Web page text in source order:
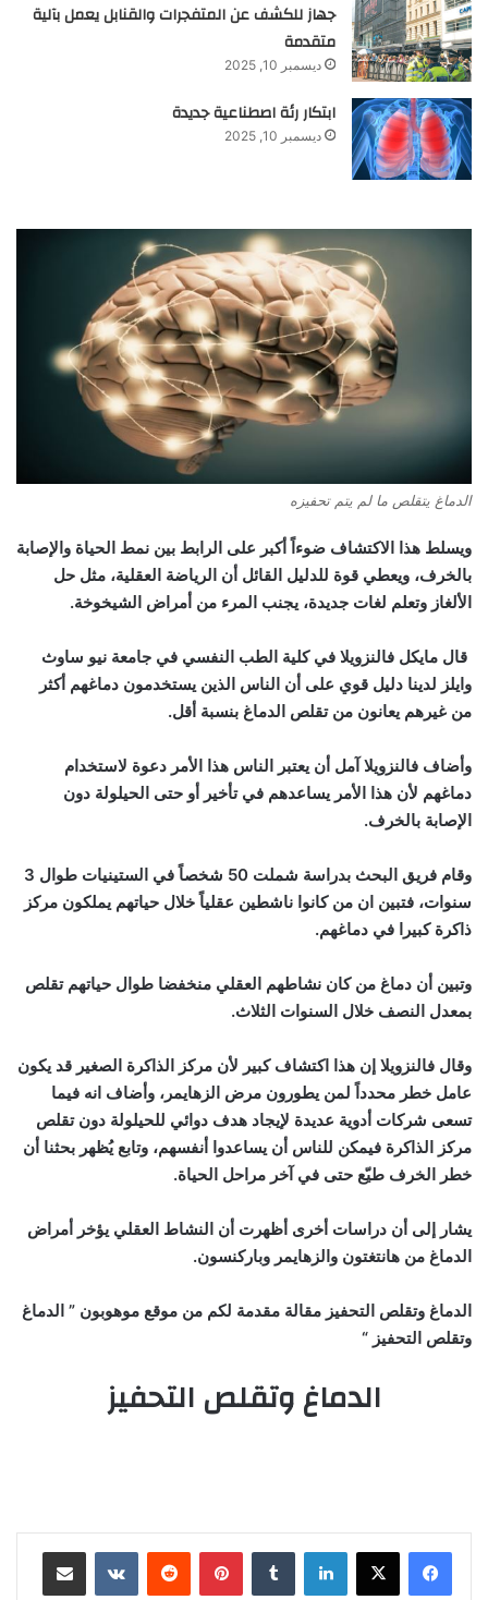
جهاز للكشف عن المتفجرات والقنابل يعمل بآلية
متقدمة
ديسمبر 10, 2025
ابتكار رئة اصطناعية جديدة
ديسمبر 10, 2025
الدماغ يتقلص ما لم يتم تحفيزه
ويسلط هذا الاكتشاف ضوءاً أكبر على الرابط بين نمط الحياة والإصابة
بالخرف، ويعطي قوة للدليل القائل أن الرياضة العقلية، مثل حل
الألغاز وتعلم لغات جديدة، يجنب المرء من أمراض الشيخوخة.
قال مايكل فالنزويلا في كلية الطب النفسي في جامعة نيو ساوث
وايلز لدينا دليل قوي على أن الناس الذين يستخدمون دماغهم أكثر
من غيرهم يعانون من تقلص الدماغ بنسبة أقل.
وأضاف فالنزويلا آمل أن يعتبر الناس هذا الأمر دعوة لاستخدام
دماغهم لأن هذا الأمر يساعدهم في تأخير أو حتى الحيلولة دون
الإصابة بالخرف.
وقام فريق البحث بدراسة شملت 50 شخصاً في الستينيات طوال 3
سنوات، فتبين ان من كانوا ناشطين عقلياً خلال حياتهم يملكون مركز
ذاكرة كبيرا في دماغهم.
وتبين أن دماغ من كان نشاطهم العقلي منخفضا طوال حياتهم تقلص
بمعدل النصف خلال السنوات الثلاث.
وقال فالنزويلا إن هذا اكتشاف كبير لأن مركز الذاكرة الصغير قد يكون
عامل خطر محدداً لمن يطورون مرض الزهايمر، وأضاف انه فيما
تسعى شركات أدوية عديدة لإيجاد هدف دوائي للحيلولة دون تقلص
مركز الذاكرة فيمكن للناس أن يساعدوا أنفسهم، وتابع يُظهر بحثنا أن
خطر الخرف طيّع حتى في آخر مراحل الحياة.
يشار إلى أن دراسات أخرى أظهرت أن النشاط العقلي يؤخر أمراض
الدماغ من هانتغتون والزهايمر وباركنسون.
الدماغ وتقلص التحفيز مقالة مقدمة لكم من موقع موهوبون ” الدماغ
وتقلص التحفيز “
الدماغ وتقلص التحفيز
لينكدإن بينتيريست